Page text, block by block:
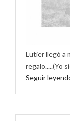
Lutier llegó a
regalo.....(Yo
Seguir